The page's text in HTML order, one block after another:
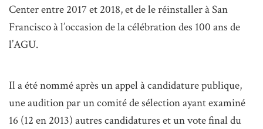
Center entre 2017 et 2018, et de le réinstaller à San
Francisco à l’occasion de la célébration des 100 ans de
l’AGU.
Il a été nommé après un appel à candidature publique,
une audition par un comité de sélection ayant examiné
16 (12 en 2013) autres candidatures et un vote final du